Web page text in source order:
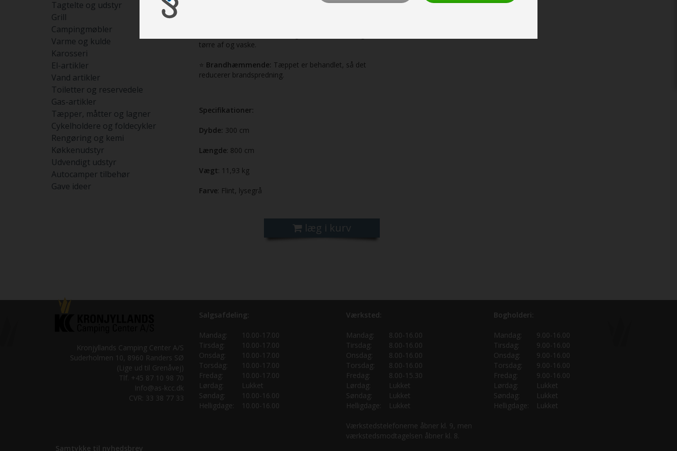
Tagtelte og udstyr
Grill
Campingmøbler
Varme og kulde
Karosseri
El-artikler
Vand artikler
Toiletter og reservedele
Gas-artikler
Tæpper, måtter og lagner
Cykelholdere og foldecykler
Rengøring og kemi
Køkkenudstyr
Udvendigt udstyr
Autocamper tilbehør
Gave ideer
tæpper er markedsførende inden for campingtæpper.
tørre af og vaske.
⭐ Brandhæmmende: Tæppet er behandlet, så det
reducerer brandspredning.
Specifikationer:
Dybde: 300 cm
Længde: 800 cm
Vægt: 11,93 kg
Farve: Flint, lysegrå
læg i kurv
Kronjyllands Camping Center A/S
Suderholmen 10, 8960 Randers SØ
(Lige ud til Grenåvej)
Tlf. +45 87 10 98 70
Info@as-kcc.dk
CVR: 33 38 77 33
Samtykke til nyhedsbrev
Salgsafdeling:
Mandag:
10.00-17.00
Tirsdag:
10.00-17.00
Onsdag:
10.00-17.00
Torsdag:
10.00-17.00
Fredag:
10.00-17.00
Lørdag:
Lukket
Søndag:
10.00-16.00
Helligdage:
10.00-16.00
Værksted:
Mandag:
8.00-16.00
Tirsdag:
8.00-16.00
Onsdag:
8.00-16.00
Torsdag:
8.00-16.00
Fredag:
8.00-15.30
Lørdag:
Lukket
Søndag:
Lukket
Helligdage:
Lukket
Værkstedstelefonerne åbner kl. 9, men
værkstedsmodtagelsen åbner kl. 8.
Bogholderi:
Mandag:
9.00-16.00
Tirsdag:
9.00-16.00
Onsdag:
9.00-16.00
Torsdag:
9.00-16.00
Fredag:
9.00-16.00
Lørdag:
Lukket
Søndag:
Lukket
Helligdage:
Lukket